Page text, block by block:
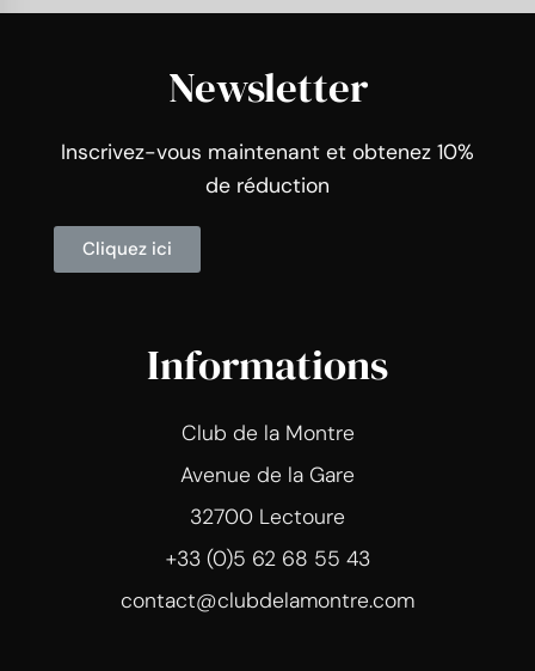
Newsletter
Inscrivez-vous maintenant et obtenez 10%
de réduction
Cliquez ici
Informations
Club de la Montre
Avenue de la Gare
32700 Lectoure
+33 (0)5 62 68 55 43
contact@clubdelamontre.com